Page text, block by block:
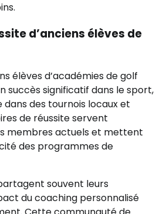
d’anciens élèves de
élèves d’académies de golf
succès significatif dans le sport,
des tournois locaux et
de réussite servent
membres actuels et mettent
des programmes de
souvent leurs
du coaching personnalisé